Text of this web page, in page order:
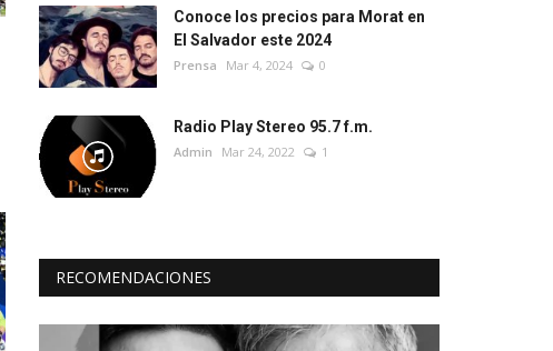
Conoce los precios para Morat en
El Salvador este 2024
Prensa Mar 4, 2024 0
Radio Play Stereo 95.7 f.m.
Admin Mar 24, 2022 1
RECOMENDACIONES